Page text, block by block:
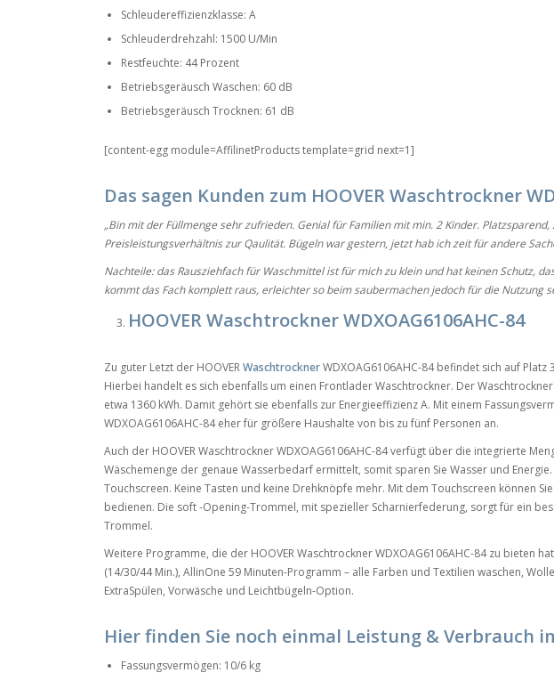
Schleudereffizienzklasse: A
Schleuderdrehzahl: 1500 U/Min
Restfeuchte: 44 Prozent
Betriebsgeräusch Waschen: 60 dB
Betriebsgeräusch Trocknen: 61 dB
[content-egg module=AffilinetProducts template=grid next=1]
Das sagen Kunden zum HOOVER Waschtrockner
„Bin mit der Füllmenge sehr zufrieden. Genial für Familien mit min. 2 Kinder.
Preisleistungsverhältnis zur Qaulität. Bügeln war gestern, jetzt hab ich zeit für andere
Nachteile: das Rausziehfach für Waschmittel ist für mich zu klein und hat keinen Schutz,
kommt das Fach komplett raus, erleichter so beim saubermachen jedoch für die Nutzung
HOOVER Waschtrockner WDXOAG6106AHC-84
Zu guter Letzt der HOOVERWaschtrocknerWDXOAG6106AHC-84 befindet sich auf
Hierbei handelt es sich ebenfalls um einen Frontlader Waschtrockner. Der
etwa 1360 kWh. Damit gehört sie ebenfalls zur Energieeffizienz A. Mit einem
WDXOAG6106AHC-84 eher für größere Haushalte von bis zu fünf Personen an.
Auch der HOOVER Waschtrockner WDXOAG6106AHC-84 verfügt über die integrierte
Wäschemenge der genaue Wasserbedarf ermittelt, somit sparen Sie Wasser und
Touchscreen. Keine Tasten und keine Drehknöpfe mehr. Mit dem Touchscreen können
bedienen. Die soft -Opening-Trommel, mit spezieller Scharnierfederung, sorgt für ein
Trommel.
Weitere Programme, die der HOOVER Waschtrockner WDXOAG6106AHC-84 zu bieten
(14/30/44 Min.), AllinOne 59 Minuten-Programm – alle Farben und Textilien waschen,
ExtraSpülen, Vorwäsche und Leichtbügeln‐Option.
Hier finden Sie noch einmal Leistung & Verbrauch
Fassungsvermögen: 10/6 kg